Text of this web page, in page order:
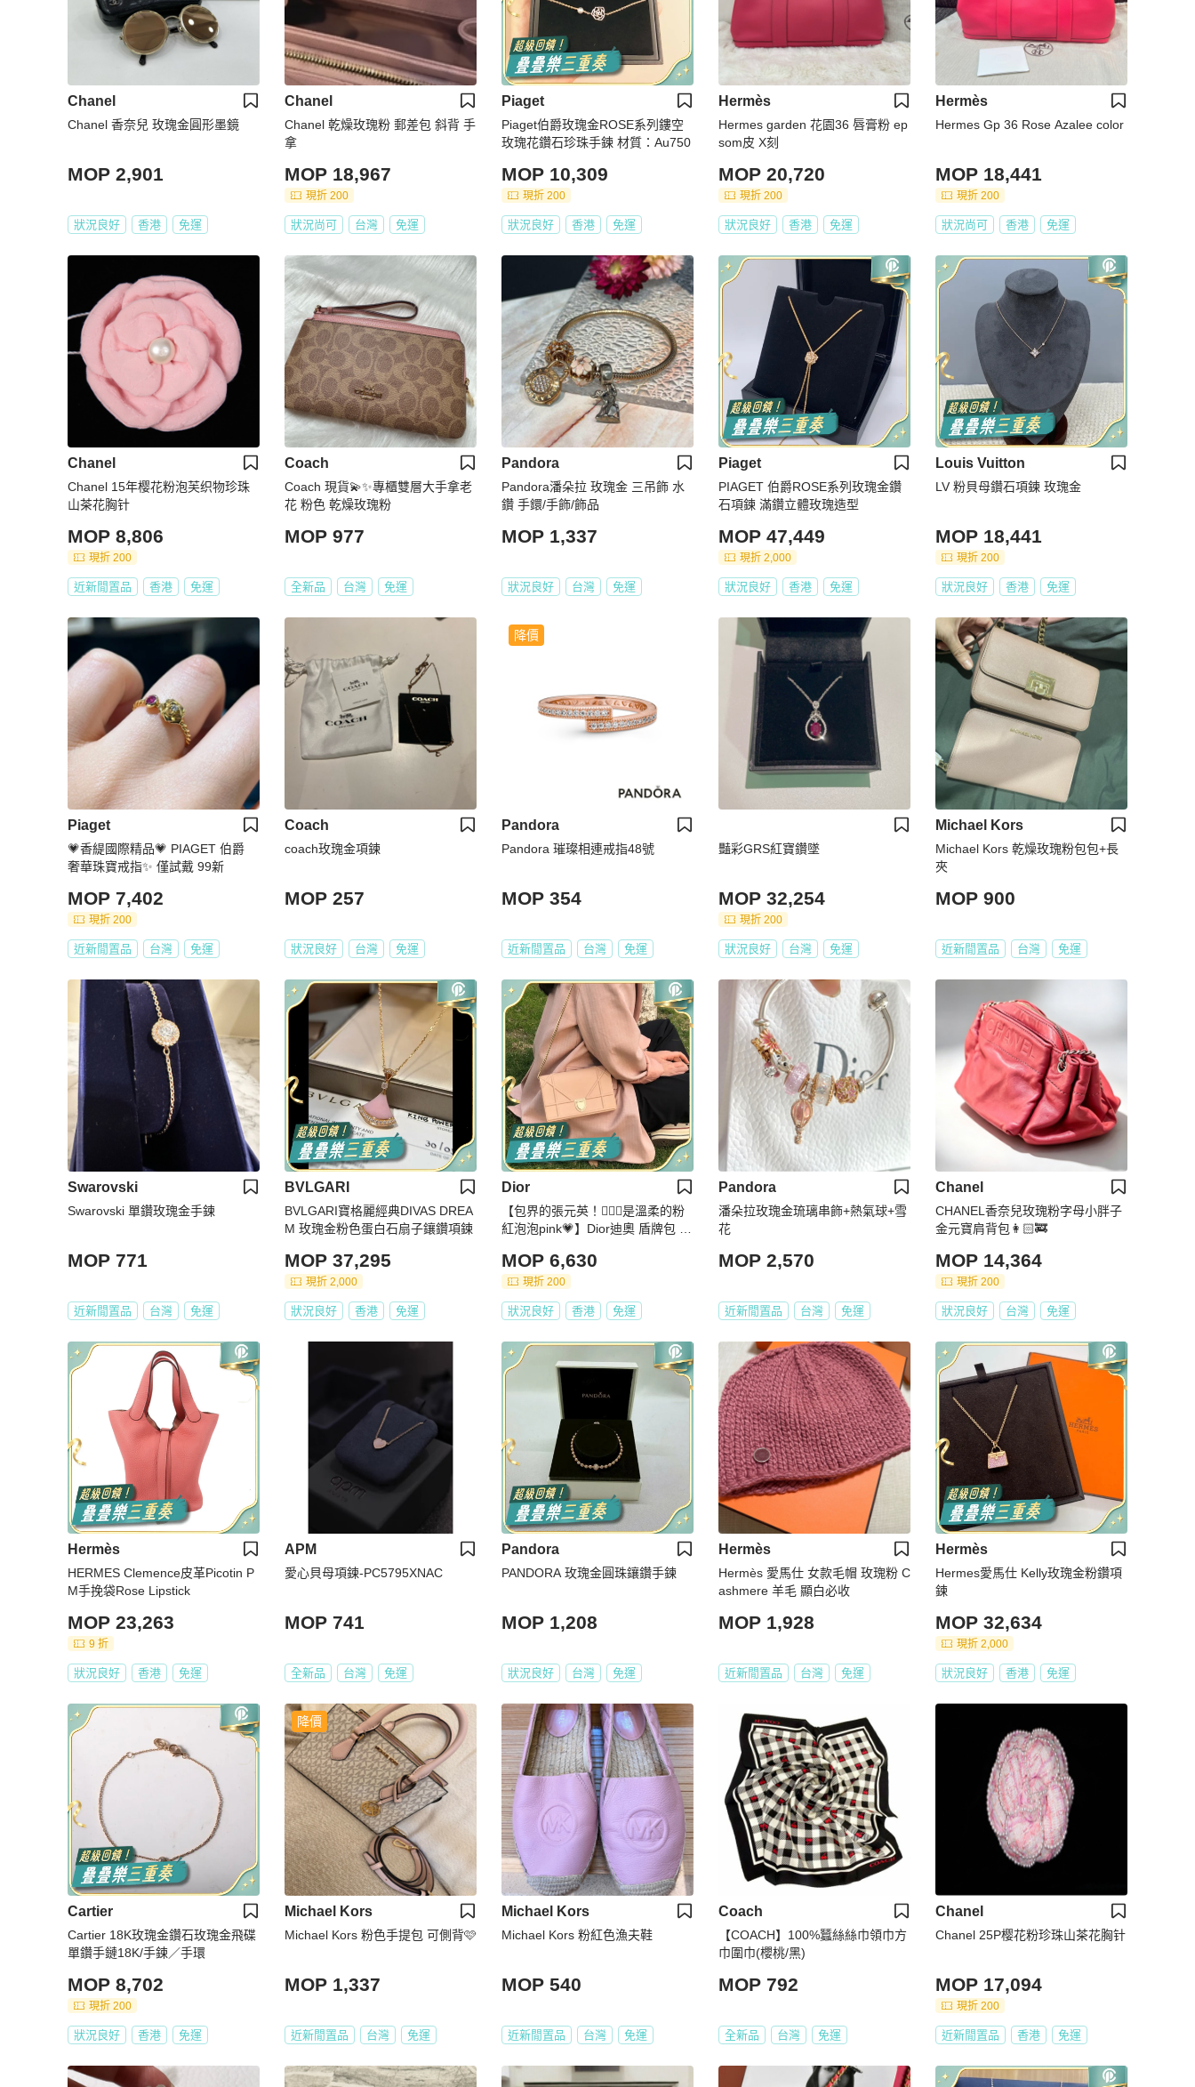
Chanel
Chanel 香奈兒 玫瑰金圓形墨鏡
MOP 2,901
狀況良好 香港 免運
Chanel
Chanel 乾燥玫瑰粉 郵差包 斜背 手
拿
MOP 18,967
現折 200
狀況尚可 台灣 免運
Piaget
Piaget伯爵玫瑰金ROSE系列鏤空
玫瑰花鑽石珍珠手鍊 材質：Au750
MOP 10,309
現折 200
狀況良好 香港 免運
Hermès
Hermes garden 花園36 唇膏粉 ep
som皮 X刻
MOP 20,720
現折 200
狀況良好 香港 免運
Hermès
Hermes Gp 36 Rose Azalee color
MOP 18,441
現折 200
狀況尚可 香港 免運
Chanel
Chanel 15年樱花粉泡芙织物珍珠
山茶花胸针
MOP 8,806
現折 200
近新閒置品 香港 免運
Coach
Coach 現貨💫✨專櫃雙層大手拿老
花 粉色 乾燥玫瑰粉
MOP 977
全新品 台灣 免運
Pandora
Pandora潘朵拉 玫瑰金 三吊飾 水
鑽 手鐶/手飾/飾品
MOP 1,337
狀況良好 台灣 免運
Piaget
PIAGET 伯爵ROSE系列玫瑰金鑽
石項鍊 滿鑽立體玫瑰造型
MOP 47,449
現折 2,000
狀況良好 香港 免運
Louis Vuitton
LV 粉貝母鑽石項鍊 玫瑰金
MOP 18,441
現折 200
狀況良好 香港 免運
Piaget
💗香緹國際精品💗 PIAGET 伯爵
奢華珠寶戒指✨ 僅試戴 99新
MOP 7,402
現折 200
近新閒置品 台灣 免運
Coach
coach玫瑰金項鍊
MOP 257
狀況良好 台灣 免運
降價
Pandora
Pandora 璀璨相連戒指48號
MOP 354
近新閒置品 台灣 免運
豔彩GRS紅寶鑽墜
MOP 32,254
現折 200
狀況良好 台灣 免運
Michael Kors
Michael Kors 乾燥玫瑰粉包包+長
夾
MOP 900
近新閒置品 台灣 免運
Swarovski
Swarovski 單鑽玫瑰金手鍊
MOP 771
近新閒置品 台灣 免運
BVLGARI
BVLGARI寶格麗經典DIVAS DREA
M 玫瑰金粉色蛋白石扇子鑲鑽項鍊
MOP 37,295
現折 2,000
狀況良好 香港 免運
Dior
【包界的張元英！🧚🏻‍♀️是溫柔的粉
紅泡泡pink💗】Dior迪奧 盾牌包 鏈
MOP 6,630
現折 200
狀況良好 香港 免運
Pandora
潘朵拉玫瑰金琉璃串飾+熱氣球+雪
花
MOP 2,570
近新閒置品 台灣 免運
Chanel
CHANEL香奈兒玫瑰粉字母小胖子
金元寶肩背包👩🏻‍🚒
MOP 14,364
現折 200
狀況良好 台灣 免運
Hermès
HERMES Clemence皮革Picotin P
M手挽袋Rose Lipstick
MOP 23,263
9 折
狀況良好 香港 免運
APM
愛心貝母項鍊-PC5795XNAC
MOP 741
全新品 台灣 免運
Pandora
PANDORA 玫瑰金圓珠鑲鑽手鍊
MOP 1,208
狀況良好 台灣 免運
Hermès
Hermès 愛馬仕 女款毛帽 玫瑰粉 C
ashmere 羊毛 顯白必收
MOP 1,928
近新閒置品 台灣 免運
Hermès
Hermes愛馬仕 Kelly玫瑰金粉鑽項
鍊
MOP 32,634
現折 2,000
狀況良好 香港 免運
Cartier
Cartier 18K玫瑰金鑽石玫瑰金飛碟
單鑽手鏈18K/手鍊／手環
MOP 8,702
現折 200
狀況良好 香港 免運
降價
Michael Kors
Michael Kors 粉色手提包 可側背🩷
MOP 1,337
近新閒置品 台灣 免運
Michael Kors
Michael Kors 粉紅色漁夫鞋
MOP 540
近新閒置品 台灣 免運
Coach
【COACH】100%蠶絲絲巾領巾方
巾圍巾(櫻桃/黑)
MOP 792
全新品 台灣 免運
Chanel
Chanel 25P樱花粉珍珠山茶花胸针
MOP 17,094
現折 200
近新閒置品 香港 免運